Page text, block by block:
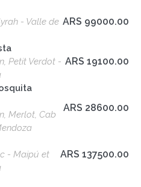
- Valle de ARS 99000.00
Petit Verdot - ARS 19100.00
Merlot, Cab
ARS 28600.00
- Maipú et
ARS 137500.00